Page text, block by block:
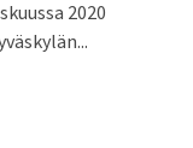
2020